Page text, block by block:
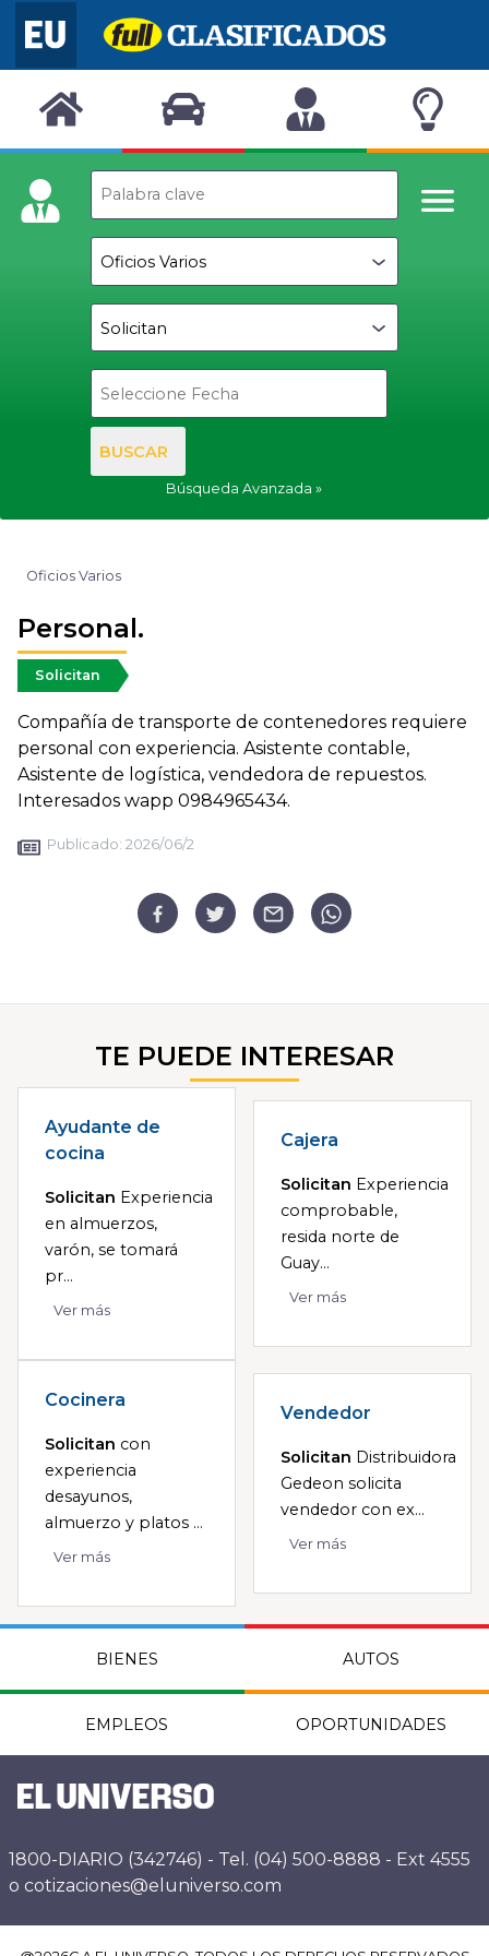
BUSCAR
Búsqueda Avanzada
Oficios Varios
Personal.
Solicitan
Compañía de transporte de contenedores requiere
personal con experiencia. Asistente contable,
Asistente de logística, vendedora de repuestos.
Interesados wapp 0984965434.
Publicado: 2026/06/2
TE PUEDE INTERESAR
Ayudante de
cocina
Solicitan Experiencia
en almuerzos,
varón, se tomará
pr...
Ver más
Cajera
Solicitan Experiencia
comprobable,
resida norte de
Guay...
Ver más
Cocinera
Solicitan con
experiencia
desayunos,
almuerzo y platos ...
Ver más
Vendedor
Solicitan Distribuidora
Gedeon solicita
vendedor con ex...
Ver más
BIENES AUTOS
EMPLEOS OPORTUNIDADES
1800-DIARIO (342746) - Tel. (04) 500-8888 - Ext 4555
o cotizaciones@eluniverso.com